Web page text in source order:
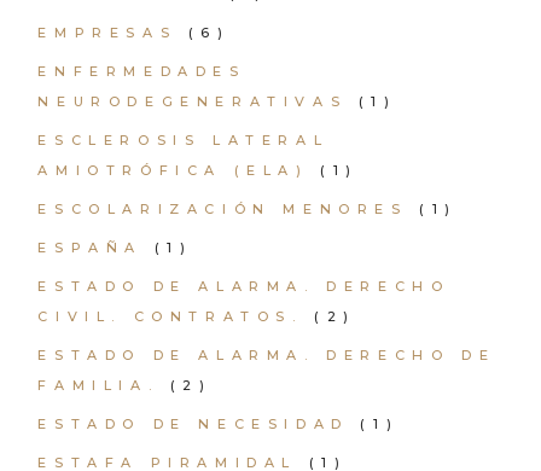
EMPRESAS (6)
ENFERMEDADES
NEURODEGENERATIVAS
(1)
ESCLEROSIS LATERAL
AMIOTRÓFICA (ELA)
(1)
ESCOLARIZACIÓN MENORES (1)
ESPAÑA (1)
ESTADO DE ALARMA. DERECHO
CIVIL. CONTRATOS.
(2)
ESTADO DE ALARMA. DERECHO DE
FAMILIA.
(2)
ESTADO DE NECESIDAD (1)
ESTAFA PIRAMIDAL (1)